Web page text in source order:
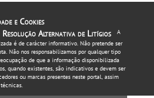
e Cookies
Resolução Alternativa de Litígios
A
é de carácter informativo. Não pretende ser
Não nos responsabilizamos por qualquer tipo
de que a informação disponibilizada
quando existentes, são indicativos e devem ser
ou marcas presentes neste portal, assim